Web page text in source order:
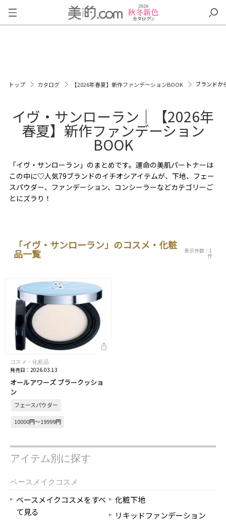
トップ カタログ 【2026年春夏】新作ファンデーションBOOK ブランドか
イヴ・サンローラン｜【2026年
春夏】新作ファンデーション
BOOK
「イヴ・サンローラン」のまとめです。運命の美肌パートナーは
この中に♡人気79ブランドのイチオシアイテムが、下地、フェー
スパウダー、ファンデーション、コンシーラーなどカテゴリーご
とにズラり！
「イヴ・サンローラン」のコスメ・化粧
品一覧 表示件数：1
件
コスメ・化粧品
発売日：2026.03.13
オールアワーズ ブラークッショ
ン
フェースパウダー
10000円～19999円
アイテム別に探す
ベースメイクコスメ
ベースメイクコスメをすべ
て見る
化粧下地
リキッドファンデーション